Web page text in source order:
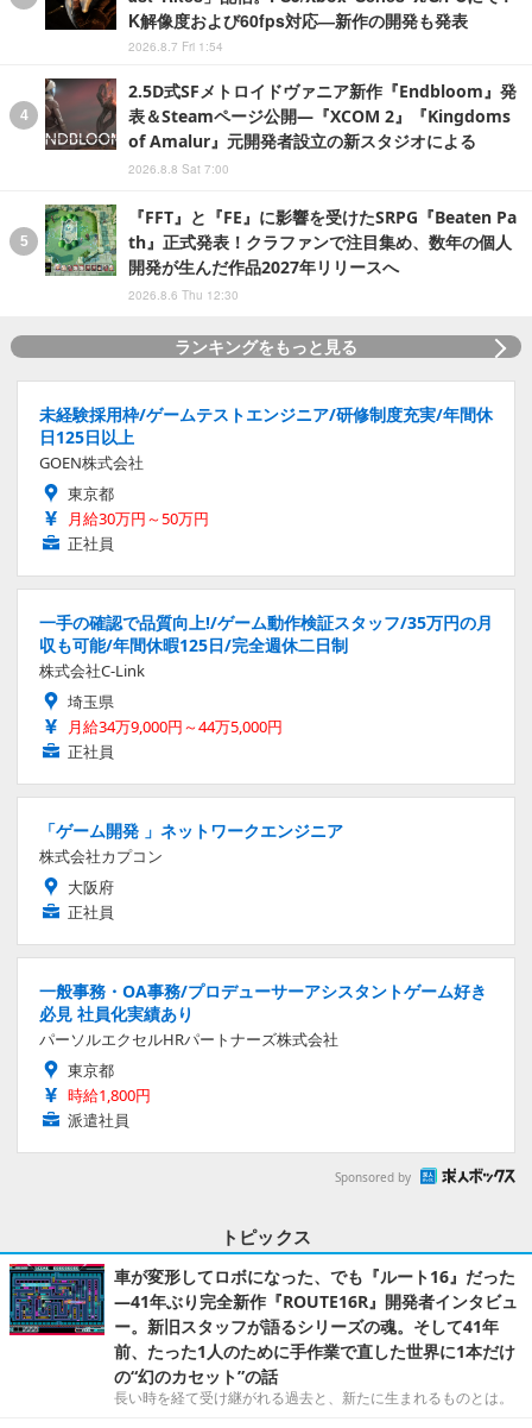
K解像度および60fps対応―新作の開発も発表
2026.8.7 Fri 1:54
2.5D式SFメトロイドヴァニア新作『Endbloom』発
表＆Steamページ公開―『XCOM 2』『Kingdoms
of Amalur』元開発者設立の新スタジオによる
2026.8.8 Sat 7:00
『FFT』と『FE』に影響を受けたSRPG『Beaten Pa
th』正式発表！クラファンで注目集め、数年の個人
開発が生んだ作品2027年リリースへ
2026.8.6 Thu 12:30
ランキングをもっと見る
未経験採用枠/ゲームテストエンジニア/研修制度充実/年間休
日125日以上
GOEN株式会社
東京都
月給30万円～50万円
正社員
一手の確認で品質向上!/ゲーム動作検証スタッフ/35万円の月
収も可能/年間休暇125日/完全週休二日制
株式会社C-Link
埼玉県
月給34万9,000円～44万5,000円
正社員
「ゲーム開発 」ネットワークエンジニア
株式会社カプコン
大阪府
正社員
一般事務・OA事務/プロデューサーアシスタントゲーム好き
必見 社員化実績あり
パーソルエクセルHRパートナーズ株式会社
東京都
時給1,800円
派遣社員
Sponsored by
トピックス
車が変形してロボになった、でも『ルート16』だった
―41年ぶり完全新作『ROUTE16R』開発者インタビュ
ー。新旧スタッフが語るシリーズの魂。そして41年
前、たった1人のために手作業で直した世界に1本だけ
の“幻のカセット”の話
長い時を経て受け継がれる過去と、新たに生まれるものとは。